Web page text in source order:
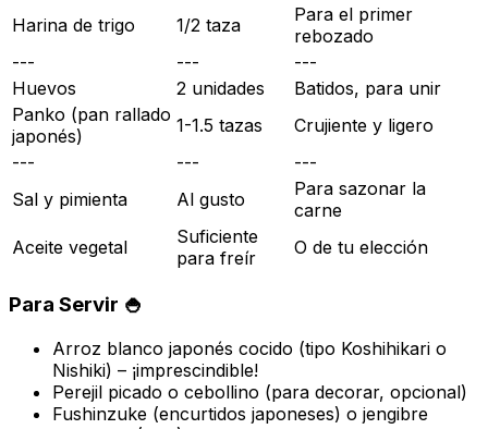
Harina de trigo
1/2 taza
Para el primer
rebozado
---
---
---
Huevos
2 unidades
Batidos, para unir
Panko (pan rallado
japonés)
1-1.5 tazas
Crujiente y ligero
---
---
---
Sal y pimienta
Al gusto
Para sazonar la
carne
Aceite vegetal
Suficiente
para freír
O de tu elección
Para Servir 🍚
Arroz blanco japonés cocido (tipo Koshihikari o
Nishiki) – ¡imprescindible!
Perejil picado o cebollino (para decorar, opcional)
Fushinzuke (encurtidos japoneses) o jengibre